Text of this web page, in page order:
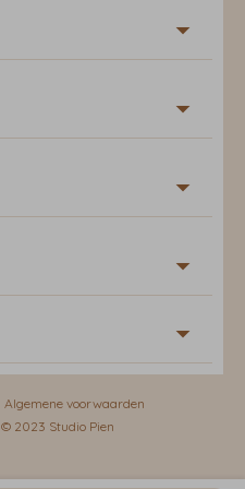
Algemene voorwaarden
© 2023 Studio Pien